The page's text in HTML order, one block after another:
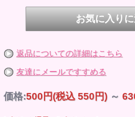
返品についての詳細はこちら
友達にメールですすめる
価格:500円(税込 550円) ～